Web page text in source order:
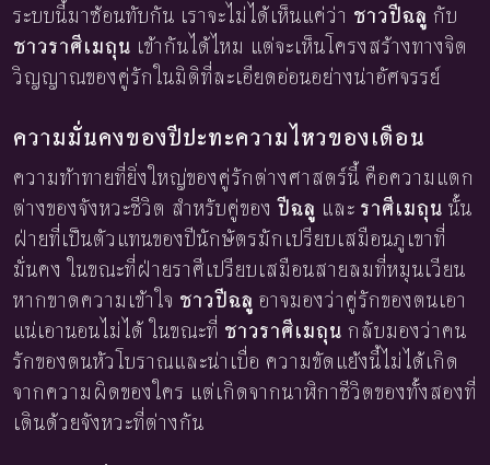
ระบบนี้มาซ้อนทับกัน เราจะไม่ได้เห็นแค่ว่า ชาวปีฉลู กับ
ชาวราศีเมถุน เข้ากันได้ไหม แต่จะเห็นโครงสร้างทางจิต
วิญญาณของคู่รักในมิติที่ละเอียดอ่อนอย่างน่าอัศจรรย์
ความมั่นคงของปีปะทะความไหวของเดือน
ความท้าทายที่ยิ่งใหญ่ของคู่รักต่างศาสตร์นี้ คือความแตก
ต่างของจังหวะชีวิต สำหรับคู่ของปีฉลู และ ราศีเมถุน นั้น
ฝ่ายที่เป็นตัวแทนของปีนักษัตรมักเปรียบเสมือนภูเขาที่
มั่นคง ในขณะที่ฝ่ายราศีเปรียบเสมือนสายลมที่หมุนเวียน
หากขาดความเข้าใจ ชาวปีฉลู อาจมองว่าคู่รักของตนเอา
แน่เอานอนไม่ได้ ในขณะที่ ชาวราศีเมถุน กลับมองว่าคน
รักของตนหัวโบราณและน่าเบื่อ ความขัดแย้งนี้ไม่ได้เกิด
จากความผิดของใคร แต่เกิดจากนาฬิกาชีวิตของทั้งสองที่
เดินด้วยจังหวะที่ต่างกัน